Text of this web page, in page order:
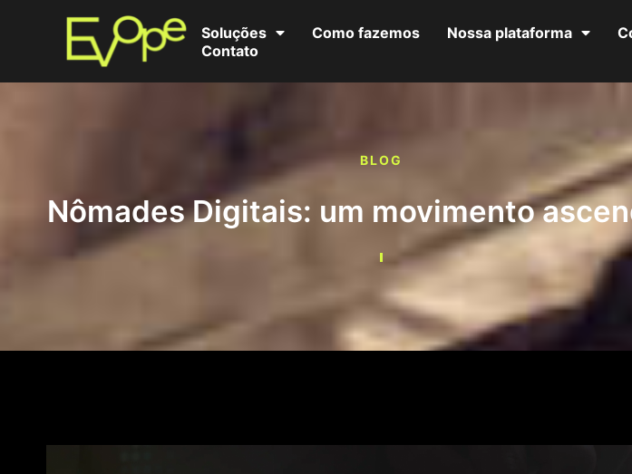
Soluções Como fazemos Nossa plataforma
Contato
BLOG
Nômades Digitais: um movimento